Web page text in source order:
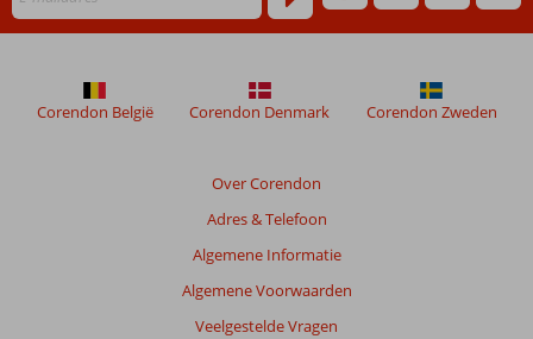
Over Corendon
Adres & Telefoon
Algemene Informatie
Algemene Voorwaarden
Veelgestelde Vragen
Corendon België Corendon Denmark Corendon Zweden